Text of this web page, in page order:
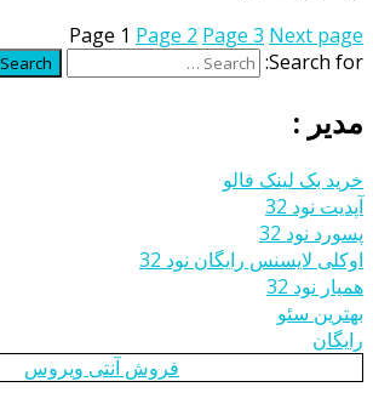
Page 1 Page 2 Page 3 Next page
Search for:
Search
مدیر :
خرید بک لینک فالو
آپدیت نود 32
پسورد نود 32
اوکلی لایسنس رایگان نود 32
همیار نود 32
بهترین سئو
رایگان
فروش آنتی ویروس